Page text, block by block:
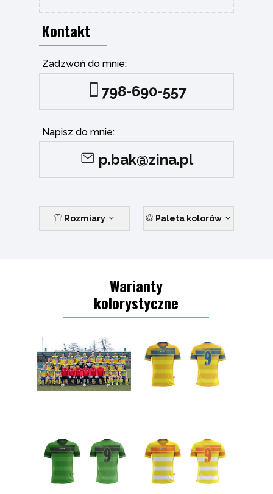
Napisz do mnie:
p.bak@zina.pl
Zadzwoń do mnie:
798-690-557
Kontakt
Paleta kolorów
Rozmiary
Warianty
kolorystyczne